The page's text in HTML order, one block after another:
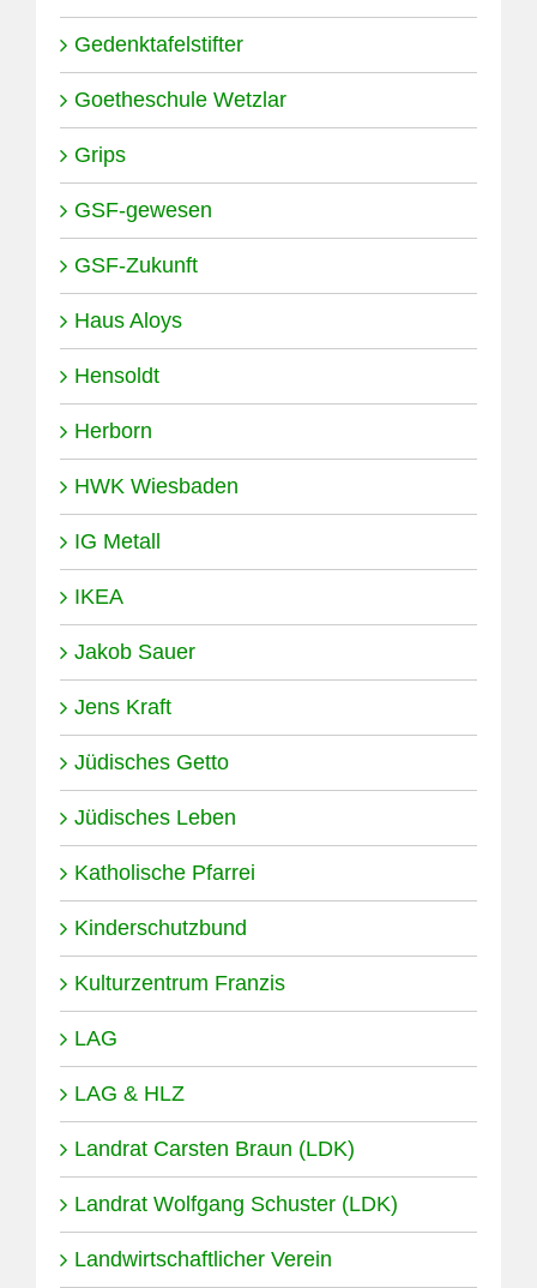
Gedenktafelstifter
Goetheschule Wetzlar
Grips
GSF-gewesen
GSF-Zukunft
Haus Aloys
Hensoldt
Herborn
HWK Wiesbaden
IG Metall
IKEA
Jakob Sauer
Jens Kraft
Jüdisches Getto
Jüdisches Leben
Katholische Pfarrei
Kinderschutzbund
Kulturzentrum Franzis
LAG
LAG & HLZ
Landrat Carsten Braun (LDK)
Landrat Wolfgang Schuster (LDK)
Landwirtschaftlicher Verein